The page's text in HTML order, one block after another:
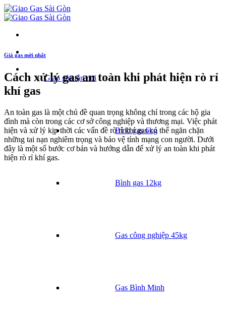
Giao gas tận nơi
Bình gas 6kg
Bình gas 12kg
Gas công nghiệp 45kg
Gas Bình Minh
Giá gas mới nhất
Cách xử lý gas an toàn khi phát hiện rò rỉ
khí gas
An toàn gas là một chủ đề quan trọng không chỉ trong các hộ gia
đình mà còn trong các cơ sở công nghiệp và thương mại. Việc phát
hiện và xử lý kịp thời các vấn đề rò rỉ khí gas có thể ngăn chặn
những tai nạn nghiêm trọng và bảo vệ tính mạng con người. Dưới
đây là một số bước cơ bản và hướng dẫn để xử lý an toàn khi phát
hiện rò rỉ khí gas.